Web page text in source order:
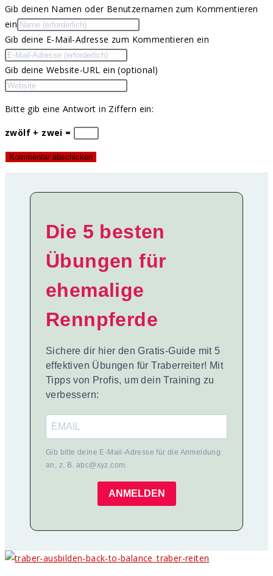
Gib deinen Namen oder Benutzernamen zum Kommentieren
ein
Gib deine E-Mail-Adresse zum Kommentieren ein
Gib deine Website-URL ein (optional)
Bitte gib eine Antwort in Ziffern ein:
zwölf + zwei =
Die 5 besten
Übungen für
ehemalige
Rennpferde
Sichere dir hier den Gratis-Guide mit 5
effektiven Übungen für Traberreiter! Mit
Tipps von Profis, um dein Training zu
verbessern:
Gib bitte deine E-Mail-Adresse für die Anmeldung
an, z. B. abc@xyz.com.
ANMELDEN